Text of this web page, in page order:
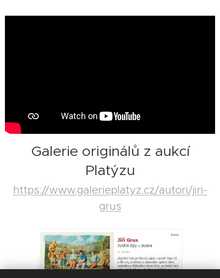
Galerie originálů z aukcí
Platýzu
https://www.galerieplatyz.cz/autori/jiri-
grus